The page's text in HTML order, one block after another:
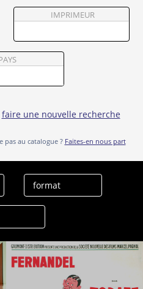
IMPRIMEUR
faire une nouvelle recherche
pas au catalogue ? Faites-en nous part